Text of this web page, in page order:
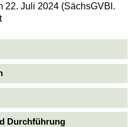
22. Juli 2024 (SächsGVBl.
Durchführung